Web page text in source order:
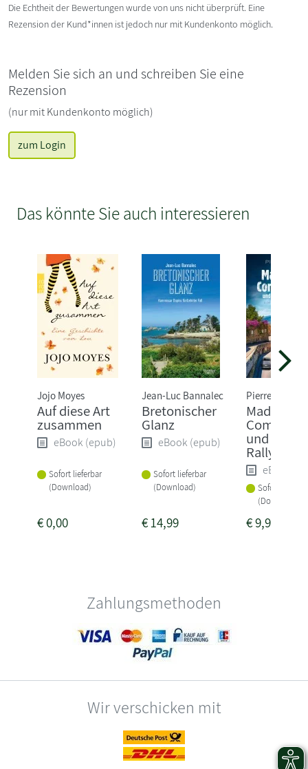
Die Echtheit der Bewertungen wurde von uns nicht überprüft. Eine
Rezension der Kund*innen ist jedoch nur mit Kundenkonto möglich.
Melden Sie sich an und schreiben Sie eine
Rezension
(nur mit Kundenkonto möglich)
zum Login
Das könnte Sie auch interessieren
Jojo Moyes
Auf diese Art
zusammen
eBook (epub)
Sofort lieferbar
(Download)
€0,00
Jean-Luc Bannalec
Bretonischer
Glanz
eBook (epub)
Sofort lieferbar
(Download)
€14,99
Pierre Martin
Madame
und die
Rallye
eBook
Sofort
(Download)
€9,99
Zahlungsmethoden
Wir verschicken mit